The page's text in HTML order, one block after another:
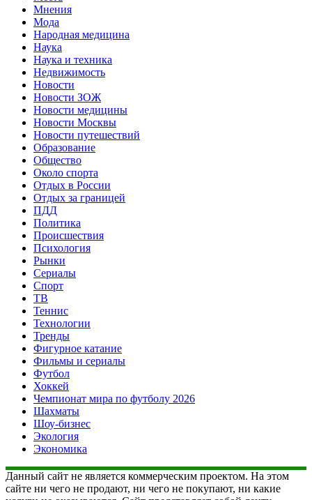
Мнения
Мода
Народная медицина
Наука
Наука и техника
Недвижимость
Новости
Новости ЗОЖ
Новости медицины
Новости Москвы
Новости путешествий
Образование
Общество
Около спорта
Отдых в России
Отдых за границей
ПДД
Политика
Происшествия
Психология
Рынки
Сериалы
Спорт
ТВ
Теннис
Технологии
Тренды
Фигурное катание
Фильмы и сериалы
Футбол
Хоккей
Чемпионат мира по футболу 2026
Шахматы
Шоу-бизнес
Экология
Экономика
Данный сайт не является коммерческим проектом. На этом
сайте ни чего не продают, ни чего не покупают, ни какие